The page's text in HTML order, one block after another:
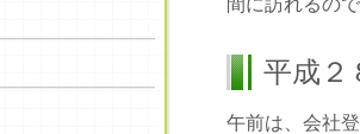
間に訪れるので
平成２
午前は、会社